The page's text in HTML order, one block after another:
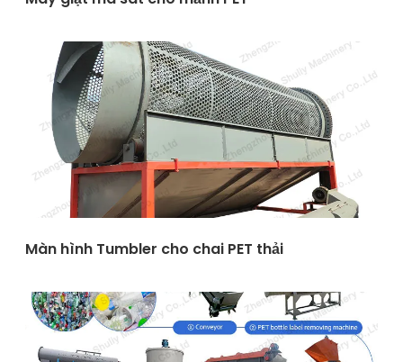
Màn hình Tumbler cho chai PET thải